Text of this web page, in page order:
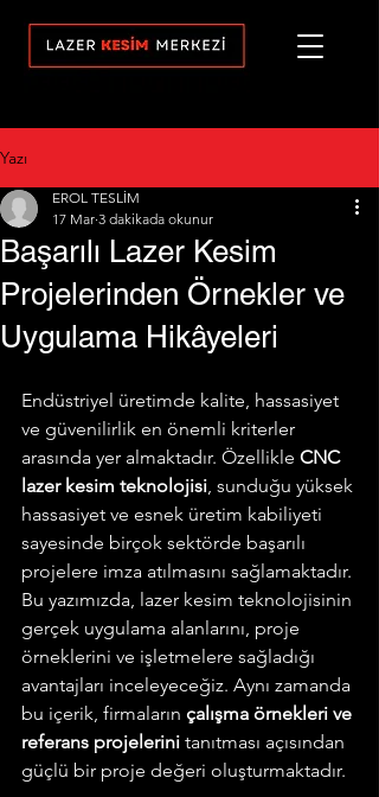
Yazı
Başarılı Lazer Kesim
Projelerinden Örnekler ve
Uygulama Hikâyeleri
EROL TESLİM
17 Mar 3 dakikada okunur
Endüstriyel üretimde kalite, hassasiyet
ve güvenilirlik en önemli kriterler
arasında yer almaktadır. Özellikle CNC
lazer kesim teknolojisi, sunduğu yüksek
hassasiyet ve esnek üretim kabiliyeti
sayesinde birçok sektörde başarılı
projelere imza atılmasını sağlamaktadır.
Bu yazımızda, lazer kesim teknolojisinin
gerçek uygulama alanlarını, proje
örneklerini ve işletmelere sağladığı
avantajları inceleyeceğiz. Aynı zamanda
bu içerik, firmaların çalışma örnekleri ve
referans projelerini tanıtması açısından
güçlü bir proje değeri oluşturmaktadır.